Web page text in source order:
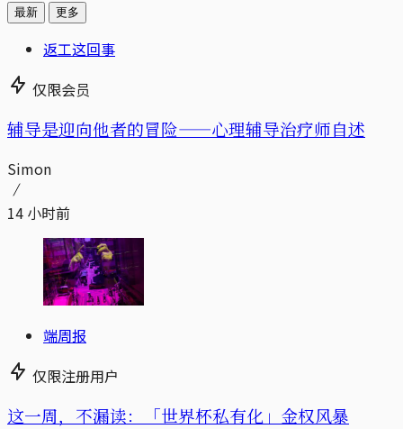
最新 更多
返工这回事
仅限会员
辅导是迎向他者的冒险——心理辅导治疗师自述
Simon
14 小时前
端周报
仅限注册用户
这一周，不漏读：「世界杯私有化」金权风暴